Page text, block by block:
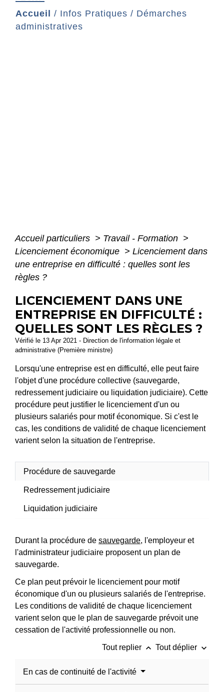
Accueil / Infos Pratiques / Démarches
administratives
Accueil particuliers > Travail - Formation >
Licenciement économique > Licenciement dans
une entreprise en difficulté : quelles sont les
règles ?
LICENCIEMENT DANS UNE
ENTREPRISE EN DIFFICULTÉ :
QUELLES SONT LES RÈGLES ?
Vérifié le 13 Apr 2021 - Direction de l'information légale et
administrative (Première ministre)
Lorsqu'une entreprise est en difficulté, elle peut faire
l'objet d'une procédure collective (sauvegarde,
redressement judiciaire ou liquidation judiciaire). Cette
procédure peut justifier le licenciement d'un ou
plusieurs salariés pour motif économique. Si c'est le
cas, les conditions de validité de chaque licenciement
varient selon la situation de l'entreprise.
Procédure de sauvegarde
Redressement judiciaire
Liquidation judiciaire
Durant la procédure de sauvegarde, l'employeur et
l'administrateur judiciaire proposent un plan de
sauvegarde.
Ce plan peut prévoir le licenciement pour motif
économique d'un ou plusieurs salariés de l'entreprise.
Les conditions de validité de chaque licenciement
varient selon que le plan de sauvegarde prévoit une
cessation de l'activité professionnelle ou non.
Tout replier keyboard_arrow_up Tout déplier keyboard_arrow_down
En cas de continuité de l'activité